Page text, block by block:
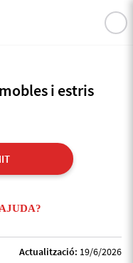
i estris
Actualització: 19/6/2026